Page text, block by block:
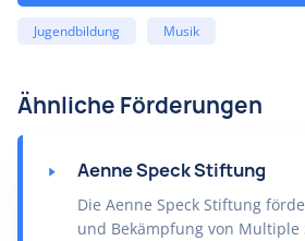
Jugendbildung Musik
Ähnliche Förderungen
Aenne Speck Stiftung
Die Aenne Speck Stiftung
und Bekämpfung von Multiple